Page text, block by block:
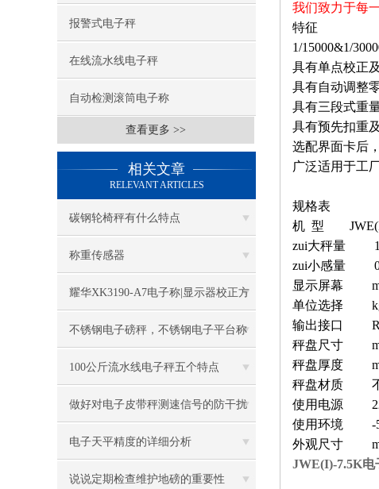
报警式电子秤
在线流水线电子秤
自动检测滚筒电子称
查看更多 >>
相关文章
RELEVANT ARTICLES
碳钢轮椅秤有什么特点
称重传感器
耀华XK3190-A7电子称|显示器校正方
法
不锈钢电子磅秤，不锈钢电子平台称
100公斤流水线电子秤五个特点
做好对电子皮带秤测速信号的防干扰
工作
电子天平精度的详细分析
说说定期检查维护地磅的重要性
我们致力于每
特征
1/15000&1/
具有单点校正
具有自动调整
具有三段式重
具有预先扣重
选配界面卡后
广泛适用于工
规格表
机 型
zui大秤量
zui小感量
显示屏幕
单位选择 kg/
输出接口
秤盘尺寸
秤盘厚度
秤盘材质
使用电源
使用环境 -
外观尺寸
JWE(I)-7.5K电